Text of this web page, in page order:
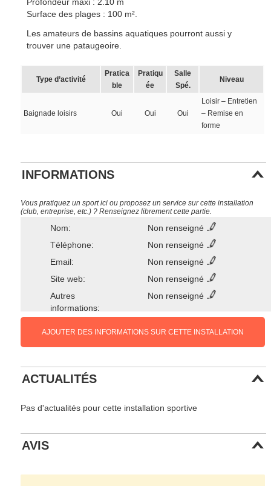
Surface des plages : 100 m².
Les amateurs de bassins aquatiques pourront aussi y
trouver une pataugeoire.
Type d’activité
Pratica
ble
Pratiqu
ée
Salle
Spé.
Niveau
Baignade loisirs Oui Oui Oui
Loisir – Entretien
– Remise en
forme
INFORMATIONS
Vous pratiquez un sport ici ou proposez un service sur cette installation
(club, entreprise, etc.) ? Renseignez librement cette partie.
Nom:
Non renseigné
Téléphone:
Non renseigné
Email:
Non renseigné
Site web:
Non renseigné
Autres
informations:
Non renseigné
AJOUTER DES INFORMATIONS SUR CETTE INSTALLATION
ACTUALITÉS
Pas d'actualités pour cette installation sportive
AVIS